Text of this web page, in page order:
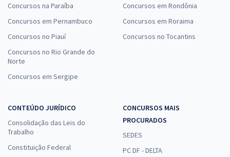
Concursos na Paraíba
Concursos em Pernambuco
Concursos no Piauí
Concursos no Rio Grande do
Norte
Concursos em Sergipe
Concursos em Rondônia
Concursos em Roraima
Concursos no Tocantins
CONTEÚDO JURÍDICO
Consolidação das Leis do
Trabalho
Constituição Federal
CONCURSOS MAIS
PROCURADOS
SEDES
PC DF - DELTA